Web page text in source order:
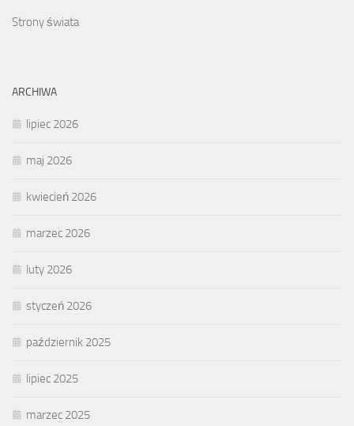
Strony świata
ARCHIWA
lipiec 2026
maj 2026
kwiecień 2026
marzec 2026
luty 2026
styczeń 2026
październik 2025
lipiec 2025
marzec 2025